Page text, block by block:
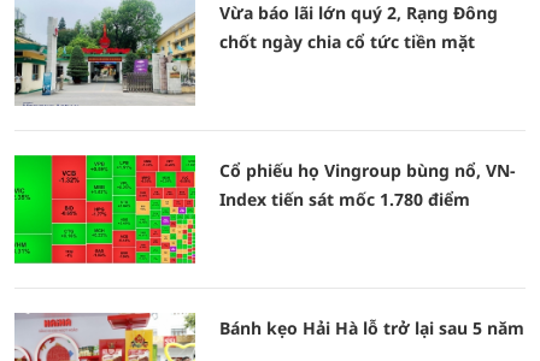
Vừa báo lãi lớn quý 2, Rạng Đông
chốt ngày chia cổ tức tiền mặt
Cổ phiếu họ Vingroup bùng nổ, VN-
Index tiến sát mốc 1.780 điểm
Bánh kẹo Hải Hà lỗ trở lại sau 5 năm